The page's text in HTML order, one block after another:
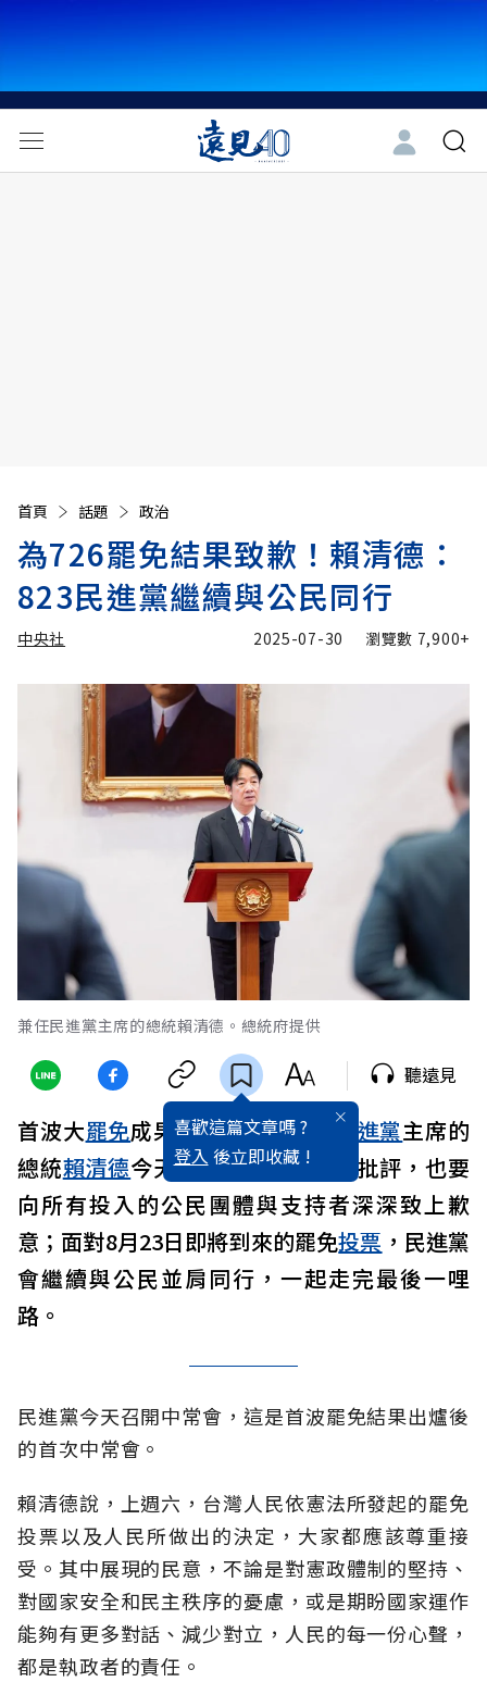
首頁 話題 政治
為726罷免結果致歉！賴清德：
823民進黨繼續與公民同行
中央社 2025-07-30 瀏覽數 7,900+
兼任民進黨主席的總統賴清德。總統府提供
喜歡這篇文章嗎 ?
登入 後立即收藏 !
聽遠見
首波大罷免成果不如預期，兼任 民進黨主席的
總統賴清德今天說，他要承擔所有批評，也要
向所有投入的公民團體與支持者深深致上歉
意；面對8月23日即將到來的罷免投票 ，民進黨
會繼續與公民並肩同行，一起走完最後一哩
路。
民進黨今天召開中常會，這是首波罷免結果出爐後
的首次中常會。
賴清德說，上週六，台灣人民依憲法所發起的罷免
投票以及人民所做出的決定，大家都應該尊重接
受。其中展現的民意，不論是對憲政體制的堅持、
對國家安全和民主秩序的憂慮，或是期盼國家運作
能夠有更多對話、減少對立，人民的每一份心聲，
都是執政者的責任。